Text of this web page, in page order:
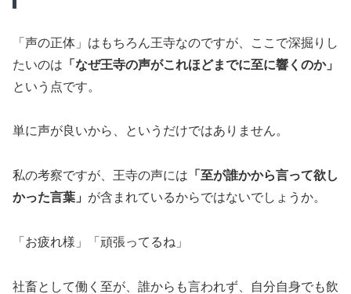
「声の正体」はもちろん王寺なのですが、ここで深掘りし
たいのは 「なぜ王寺の声がこれほどまでに至に響くのか」
という点です。
単に声が良いから、というだけではありません。
私の考察ですが、王寺の声には 「至が誰かから言って欲し
かった言葉」 が含まれているからではないでしょうか。
「お疲れ様」「頑張ってるね」
社畜として働く至が、誰からも言われず、自分自身でも飲